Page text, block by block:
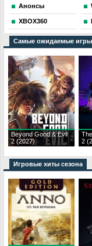
Анонсы
XBOX360
Самые ожидаемые игры
Beyond Good & Evil
2 (2027)
2
Игровые хиты сезона